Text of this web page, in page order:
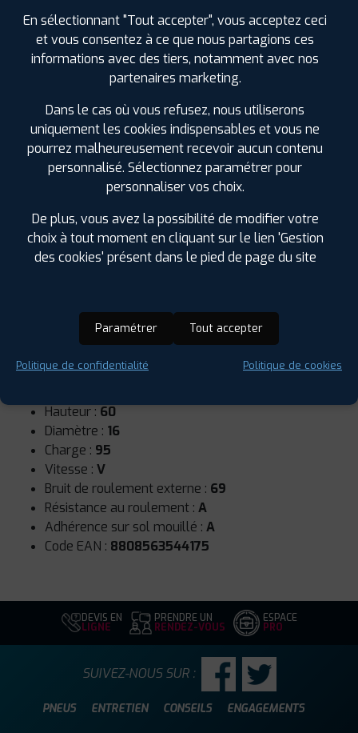
Runflat :Non
Hauteur : 60
Diamètre : 16
Charge : 95
Vitesse : V
Bruit de roulement externe : 69
Résistance au roulement : A
Adhérence sur sol mouillé : A
Code EAN : 8808563544175
DEVIS EN
LIGNE
PRENDRE UN
RENDEZ-VOUS
ESPACE
PRO
PNEUS ENTRETIEN CONSEILS ENGAGEMENTS
SUIVEZ-NOUS SUR :
En sélectionnant "Tout accepter", vous acceptez ceci
et vous consentez à ce que nous partagions ces
informations avec des tiers, notamment avec nos
partenaires marketing.
Dans le cas où vous refusez, nous utiliserons
uniquement les cookies indispensables et vous ne
pourrez malheureusement recevoir aucun contenu
personnalisé. Sélectionnez paramétrer pour
personnaliser vos choix.
De plus, vous avez la possibilité de modifier votre
choix à tout moment en cliquant sur le lien 'Gestion
des cookies' présent dans le pied de page du site
Paramétrer Tout accepter
Politique de confidentialité Politique de cookies